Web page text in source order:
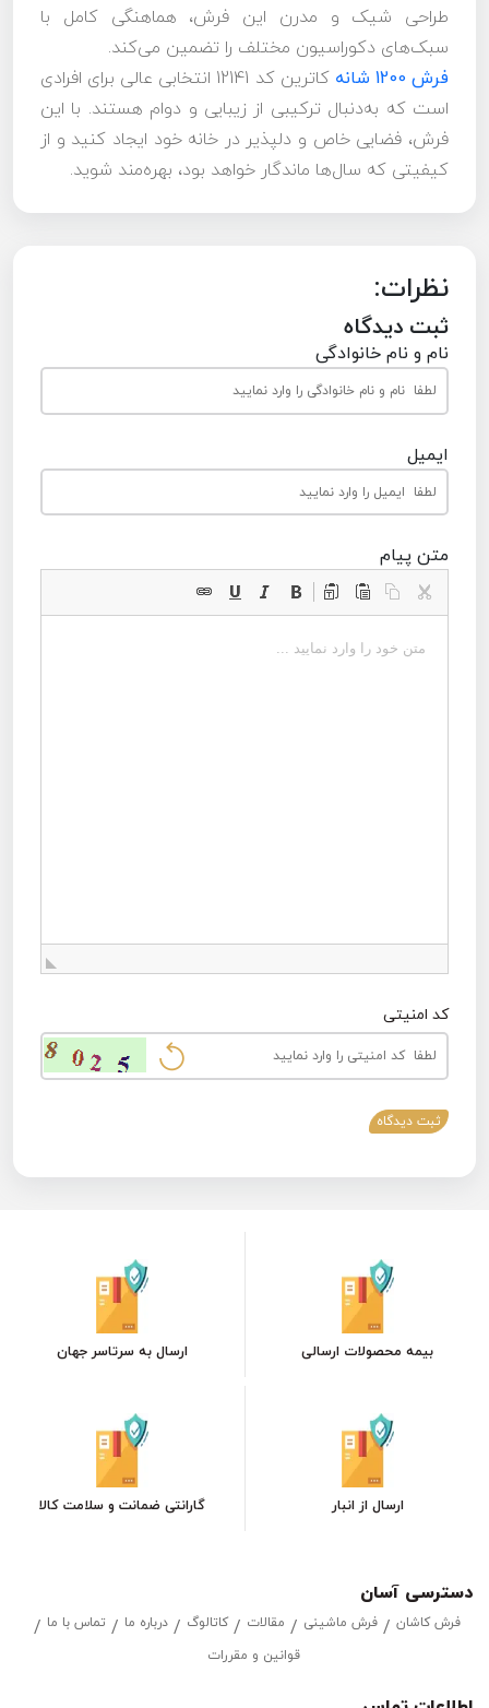
طراحی شیک و مدرن این فرش، هماهنگی کامل با
سبک‌های دکوراسیون مختلف را تضمین می‌کند.
فرش 1200 شانه
کاترین کد 12141 انتخابی عالی برای افرادی
است که به‌دنبال ترکیبی از زیبایی و دوام هستند. با این
فرش، فضایی خاص و دلپذیر در خانه خود ایجاد کنید و از
کیفیتی که سال‌ها ماندگار خواهد بود، بهره‌مند شوید.
نظرات:
ثبت دیدگاه
نام و نام خانوادگی
ایمیل
متن پیام
کد امنیتی
ثبت دیدگاه
بیمه محصولات ارسالی ارسال به سرتاسر جهان
ارسال از انبار گارانتی ضمانت و سلامت کالا
دسترسی آسان
فرش کاشان فرش ماشینی مقالات کاتالوگ درباره ما
تماس با ما
قوانین و مقررات